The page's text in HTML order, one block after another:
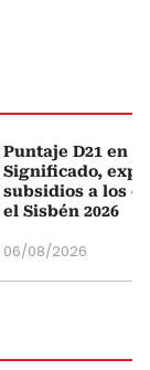
Puntaje D21 en
Significado,
subsidios a los
el Sisbén 2026
06/08/2026